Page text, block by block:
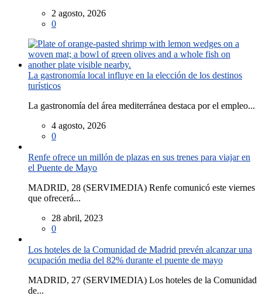
2 agosto, 2026
0
La gastronomía local influye en la elección de los destinos
turísticos
La gastronomía del área mediterránea destaca por el empleo...
4 agosto, 2026
0
Renfe ofrece un millón de plazas en sus trenes para viajar en
el Puente de Mayo
MADRID, 28 (SERVIMEDIA) Renfe comunicó este viernes
que ofrecerá...
28 abril, 2023
0
Los hoteles de la Comunidad de Madrid prevén alcanzar una
ocupación media del 82% durante el puente de mayo
MADRID, 27 (SERVIMEDIA) Los hoteles de la Comunidad
de...